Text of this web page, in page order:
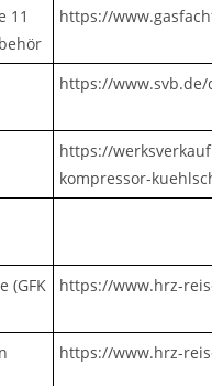
11
https://
https://
https://
kompressor-
(GFK
https://www.hrz-
https://www.hrz-